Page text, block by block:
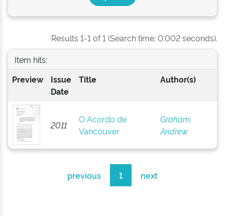
Results 1-1 of 1 (Search time: 0.002 seconds).
Item hits:
Preview
Issue
Date
Title Author(s)
2011
O Acordo de
Vancouver
Graham,
Andrew
previous 1 next